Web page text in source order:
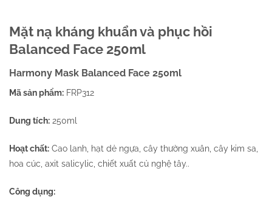
Mặt nạ kháng khuẩn và phục hồi
Balanced Face 250ml
Harmony Mask Balanced Face 250ml
Mã sản phẩm: FRP312
Dung tích: 250ml
Hoạt chất: Cao lanh, hạt dẻ ngựa, cây thường xuân, cây kim sa,
hoa cúc, axit salicylic, chiết xuất củ nghệ tây..
Công dụng: